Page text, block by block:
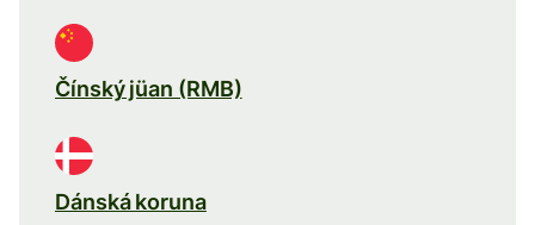
Čínský jüan (RMB)
Dánská koruna